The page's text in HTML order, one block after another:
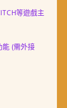
等遊戲主
(需外接